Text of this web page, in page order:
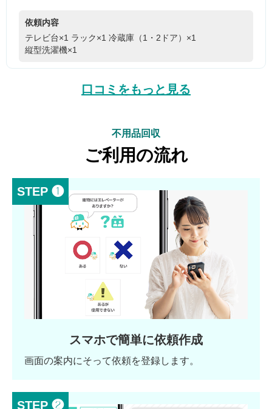
依頼内容
テレビ台×1 ラック×1 冷蔵庫（1・2ドア）×1
縦型洗濯機×1
口コミをもっと見る
不用品回収
ご利用の流れ
STEP ❶
スマホで簡単に依頼作成
画面の案内にそって依頼を登録します。
STEP ❷